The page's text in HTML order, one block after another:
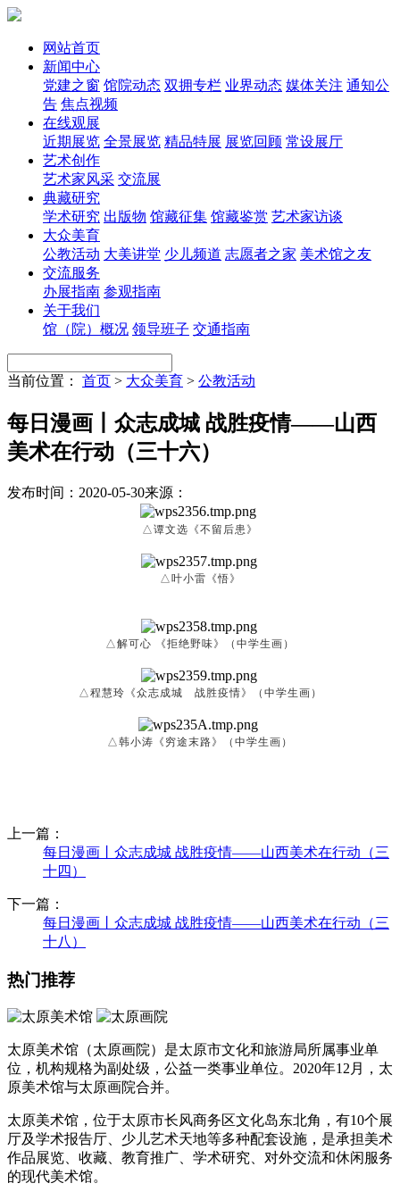
网站首页
新闻中心
党建之窗 馆院动态 双拥专栏 业界动态 媒体关注 通知公
告 焦点视频
在线观展
近期展览 全景展览 精品特展 展览回顾 常设展厅
艺术创作
艺术家风采 交流展
典藏研究
学术研究 出版物 馆藏征集 馆藏鉴赏 艺术家访谈
大众美育
公教活动 大美讲堂 少儿频道 志愿者之家 美术馆之友
交流服务
办展指南 参观指南
关于我们
馆（院）概况 领导班子 交通指南
当前位置： 首页 > 大众美育 > 公教活动
每日漫画丨众志成城 战胜疫情——山西
美术在行动（三十六）
发布时间：2020-05-30来源：
△谭文选《不留后患》
△叶小雷《悟》
△解可心 《拒绝野味》（中学生画）
△程慧玲《众志成城 战胜疫情》（中学生画）
△韩小涛《穷途末路》（中学生画）
上一篇：
每日漫画丨众志成城 战胜疫情——山西美术在行动（三
十四）
下一篇：
每日漫画丨众志成城 战胜疫情——山西美术在行动（三
十八）
热门推荐
太原美术馆（太原画院）是太原市文化和旅游局所属事业单
位，机构规格为副处级，公益一类事业单位。2020年12月，太
原美术馆与太原画院合并。
太原美术馆，位于太原市长风商务区文化岛东北角，有10个展
厅及学术报告厅、少儿艺术天地等多种配套设施，是承担美术
作品展览、收藏、教育推广、学术研究、对外交流和休闲服务
的现代美术馆。